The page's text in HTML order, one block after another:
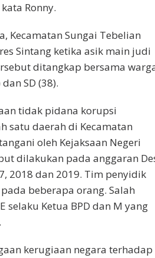
Ronny.
Kecamatan Sungai Tebelian
Sintang ketika asik main judi
ditangkap bersama
SD (38).
tidak pidana korupsi
satu daerah di Kecamatan
oleh Kejaksaan Negeri
dilakukan pada anggaran
2018 dan 2019. Tim penyidik
beberapa orang. Salah
selaku Ketua BPD dan M yang
kerugiaan negara terhadap